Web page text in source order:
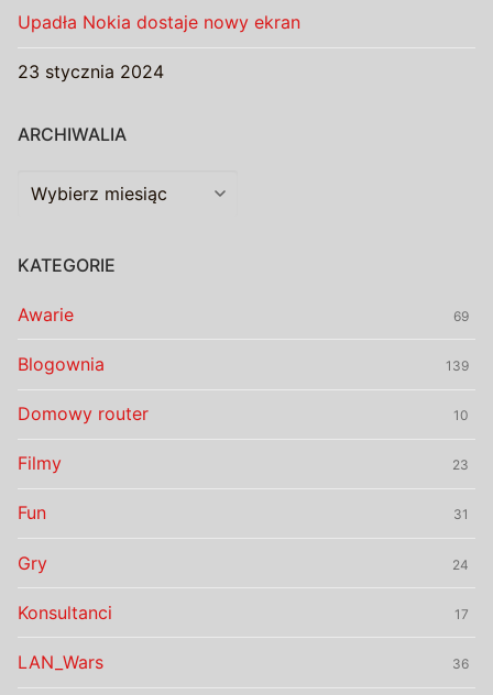
Upadła Nokia dostaje nowy ekran
23 stycznia 2024
ARCHIWALIA
Archiwalia
KATEGORIE
Awarie 69
Blogownia 139
Domowy router 10
Filmy 23
Fun 31
Gry 24
Konsultanci 17
LAN_Wars 36